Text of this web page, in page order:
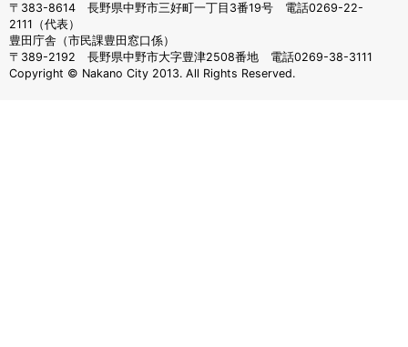
〒383-8614 長野県中野市三好町一丁目3番19号 電話0269-22-
2111（代表）
豊田庁舎（市民課豊田窓口係）
〒389-2192 長野県中野市大字豊津2508番地 電話0269-38-3111
Copyright © Nakano City 2013. All Rights Reserved.